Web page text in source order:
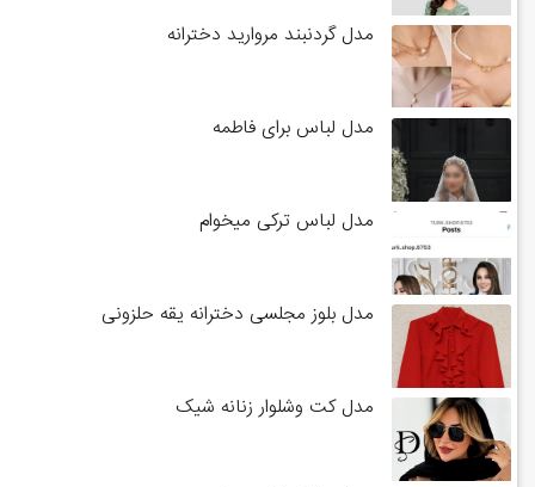
مدل گردنبند مروارید دخترانه
مدل لباس برای فاطمه
مدل لباس ترکی میخوام
مدل بلوز مجلسی دخترانه یقه حلزونی
مدل کت وشلوار زنانه شیک